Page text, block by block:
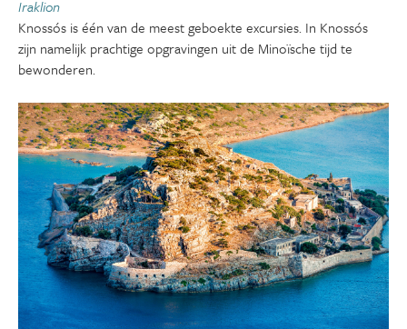
Iraklion
Knossós is één van de meest geboekte excursies. In Knossós
zijn namelijk prachtige opgravingen uit de Minoïsche tijd te
bewonderen.